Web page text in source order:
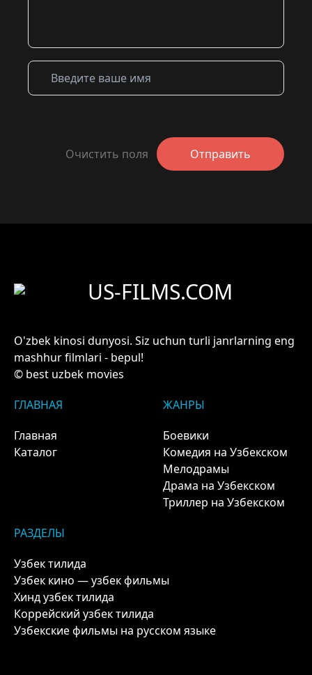
Очистить поля Отправить
US-FILMS.COM
O'zbek kinosi dunyosi. Siz uchun turli janrlarning eng
mashhur filmlari - bepul!
© best uzbek movies
ГЛАВНАЯ
Главная
Каталог
ЖАНРЫ
Боевики
Комедия на Узбекском
Мелодрамы
Драма на Узбекском
Триллер на Узбекском
РАЗДЕЛЫ
Узбек тилида
Узбек кино — узбек фильмы
Хинд узбек тилида
Коррейский узбек тилида
Узбекские фильмы на русском языке